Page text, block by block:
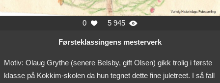
0  5 945 
Førsteklassingens mesterverk
Motiv: Olaug Grythe (senere Belsby, gift Olsen) gikk trolig i første
klasse på Kokkim-skolen da hun tegnet dette fine juletreet. I så fall